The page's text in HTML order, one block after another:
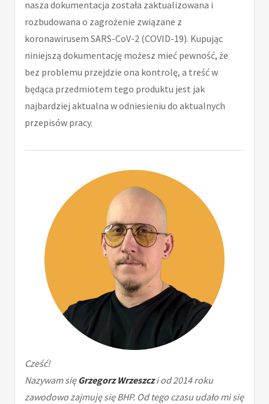
nasza dokumentacja została zaktualizowana i
rozbudowana o zagrożenie związane z
koronawirusem SARS-CoV-2 (COVID-19). Kupując
niniejszą dokumentację możesz mieć pewność, że
bez problemu przejdzie ona kontrolę, a treść w
będąca przedmiotem tego produktu jest jak
najbardziej aktualna w odniesieniu do aktualnych
przepisów pracy.
Cześć!
Nazywam sięGrzegorz Wrzeszczi od 2014 roku
zawodowo zajmuję się BHP. Od tego czasu udało mi się